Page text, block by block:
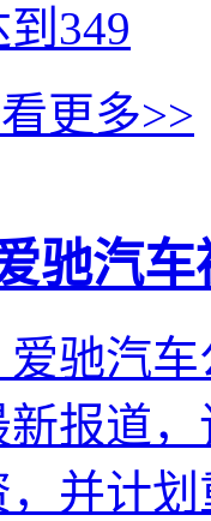
349
更多>>
驰汽
爱驰汽
报道
并计